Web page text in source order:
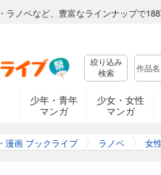
ラノベなど、豊富なラインナップで188
絞り込み
検索
少年・青年
マンガ
少女・女性
マンガ
漫画 ブックライブ ラノベ 女
2026年1月7日からテ
00分～ ＢＳテレ東 １月8日から毎週木曜 深夜24時30分～ AT-X 1月8日から毎週木曜 21時30分～ （リピート放
送：毎週月曜 9時30
籍限定書き下ろし
系異世界冒険ファンタジー！ 【あらすじ】 ランク昇格したパーティで、今日も冒険
迷宮“知恵の塔”に
者らしい依頼を相変
訪れるという噂を耳
黒歴史を掘り返さ
５弾！
穏やか貴族の休暇
2026年1月7日からテ
00分～ ＢＳテレ東 １月8日から毎週木曜 深夜24時30分～ AT-X 1月8日から毎週木曜 21時30分～ （リピート放